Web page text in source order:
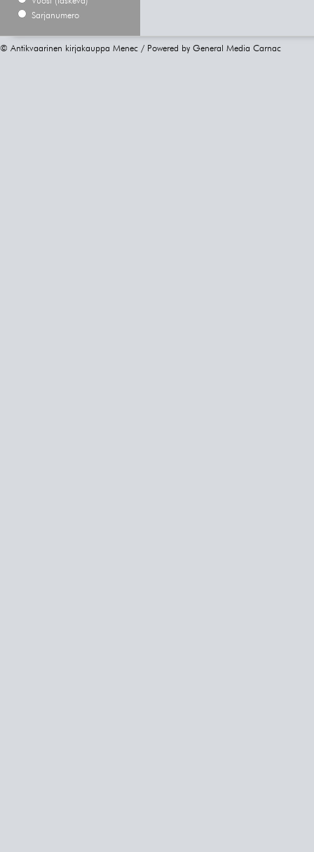
Sarjanumero
© Antikvaarinen kirjakauppa Menec / Powered by General Media Carnac